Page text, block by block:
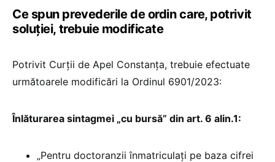
Ce spun prevederile de ordin care, potrivit
soluției, trebuie modificate
Potrivit Curții de Apel Constanța, trebuie efectuate
următoarele modificări la Ordinul 6901/2023:
Înlăturarea sintagmei „cu bursă” din art. 6 alin.1:
„Pentru doctoranzii înmatriculați pe baza cifrei